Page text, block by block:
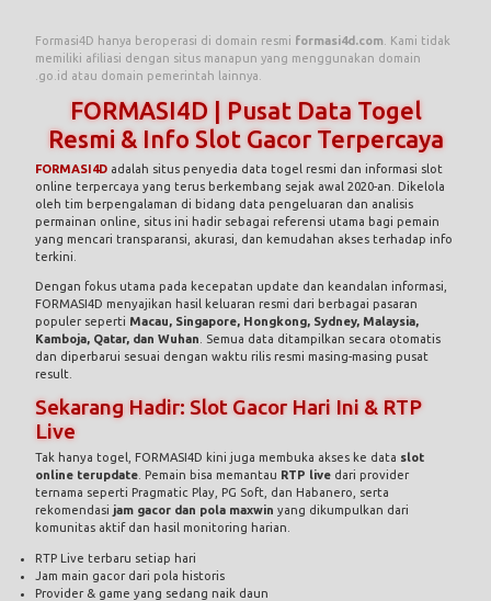
Formasi4D hanya beroperasi di domain resmi formasi4d.com . Kami tidak
memiliki afiliasi dengan situs manapun yang menggunakan domain
.go.id atau domain pemerintah lainnya.
FORMASI4D | Pusat Data Togel
Resmi & Info Slot Gacor Terpercaya
FORMASI4D adalah situs penyedia data togel resmi dan informasi slot
online terpercaya yang terus berkembang sejak awal 2020-an. Dikelola
oleh tim berpengalaman di bidang data pengeluaran dan analisis
permainan online, situs ini hadir sebagai referensi utama bagi pemain
yang mencari transparansi, akurasi, dan kemudahan akses terhadap info
terkini.
Dengan fokus utama pada kecepatan update dan keandalan informasi,
FORMASI4D menyajikan hasil keluaran resmi dari berbagai pasaran
populer seperti Macau, Singapore, Hongkong, Sydney, Malaysia,
Kamboja, Qatar, dan Wuhan . Semua data ditampilkan secara otomatis
dan diperbarui sesuai dengan waktu rilis resmi masing-masing pusat
result.
Sekarang Hadir: Slot Gacor Hari Ini & RTP
Live
Tak hanya togel, FORMASI4D kini juga membuka akses ke data slot
online terupdate. Pemain bisa memantau RTP live dari provider
ternama seperti Pragmatic Play, PG Soft, dan Habanero, serta
rekomendasi jam gacor dan pola maxwin yang dikumpulkan dari
komunitas aktif dan hasil monitoring harian.
RTP Live terbaru setiap hari
Jam main gacor dari pola historis
Provider & game yang sedang naik daun